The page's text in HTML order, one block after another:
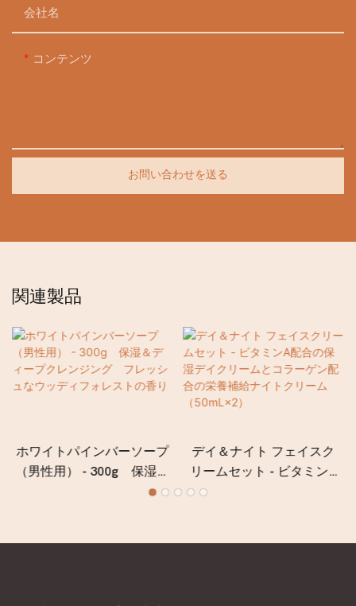
会社名
コンテンツ
お問い合わせを送る
関連製品
ホワイトパインバーソープ
（男性用） - 300g 保湿＆
ディープクレンジング フ
デイ＆ナイト フェイスク
リームセット - ビタミンA
配合の保湿デイクリームと